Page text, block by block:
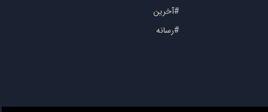
#آخرین
#رسانه